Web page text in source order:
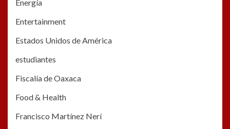
Energía
Entertainment
Estados Unidos de América
estudiantes
Fiscalía de Oaxaca
Food & Health
Francisco Martínez Nerí